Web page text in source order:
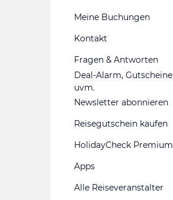
Meine Buchungen
Kontakt
Fragen & Antworten
Deal-Alarm, Gutscheine
uvm.
Newsletter abonnieren
Reisegutschein kaufen
HolidayCheck Premium
Apps
Alle Reiseveranstalter